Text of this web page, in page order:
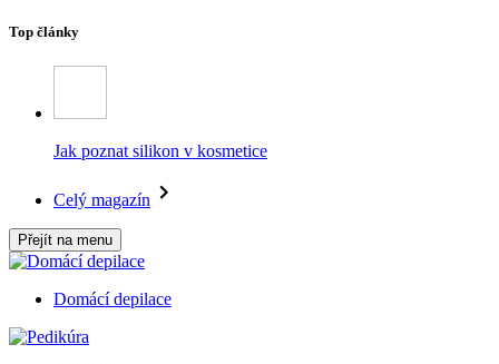
Top články
Jak poznat silikon v kosmetice
Celý magazín
Přejít na menu
Domácí depilace